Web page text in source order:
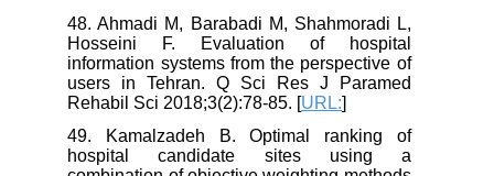
48. Ahmadi M, Barabadi M, Shahmoradi L,
Hosseini F. Evaluation of hospital
information systems from the perspective of
users in Tehran. Q Sci Res J Paramed
Rehabil Sci 2018;3(2):78-85. [URL:
49. Kamalzadeh B. Optimal ranking of
hospital candidate sites using a